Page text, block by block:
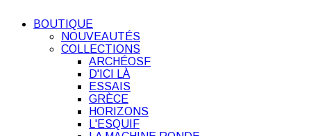
BOUTIQUE
NOUVEAUTÉS
COLLECTIONS
ARCHÉOSF
D'ICI LÀ
ESSAIS
GRÈCE
HORIZONS
L'ESQUIF